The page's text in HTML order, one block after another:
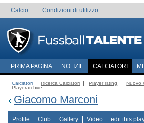
Calcio Condizioni di utilizzo
PRIMA PAGINA NOTIZIE CALCIATORI
Calciatori Ricerca Calciatori Player rating Nuovo
Playerarchive
Giacomo Marconi
Profile Club Gallery Video edit this